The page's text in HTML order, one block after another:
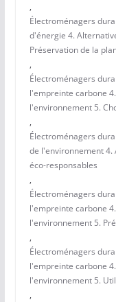
,
Électroménagers
d'énergie 4.
Préservation de la
,
Électroménagers
l'empreinte carbone
l'environnement 5.
,
Électroménagers
de l'environnement 4.
éco-responsables
,
Électroménagers
l'empreinte carbone
l'environnement 5.
,
Électroménagers
l'empreinte carbone
l'environnement 5.
,